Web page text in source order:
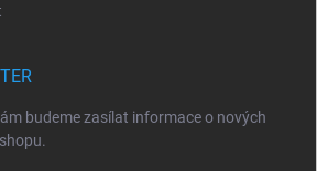
budeme zasílat informace o nových